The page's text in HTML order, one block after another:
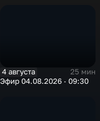
4 августа
25 мин
Эфир 04.08.2026 · 09:30